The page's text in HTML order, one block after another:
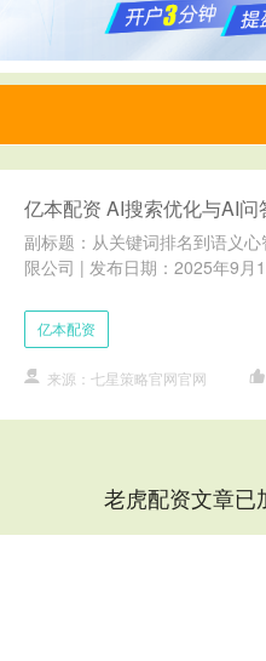
亿本配资 AI搜索优化与AI
副标题：从关键词排名到语义
限公司 | 发布日期：2025年9月
亿本配资
来源：七星策略官网官网
老虎配资文章已